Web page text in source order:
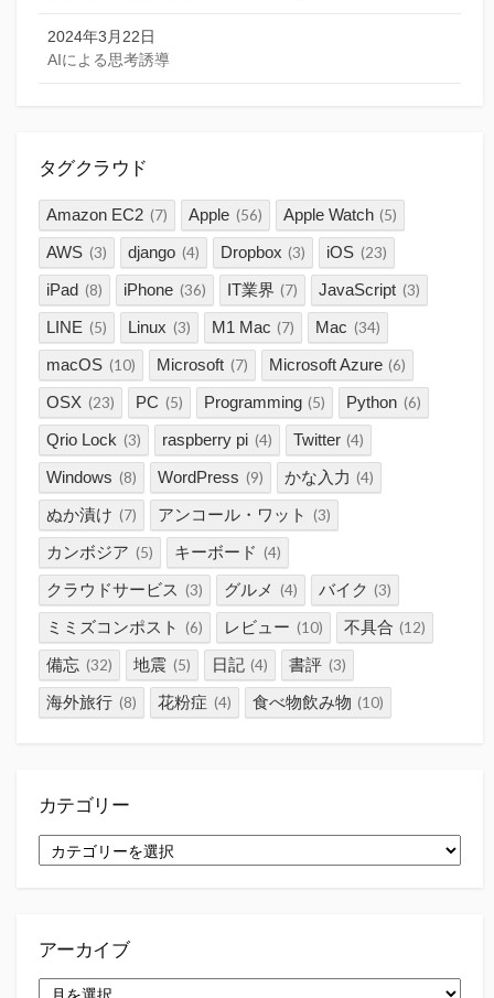
2024年3月22日
AIによる思考誘導
タグクラウド
Amazon EC2 (7) Apple (56) Apple Watch (5)
AWS (3) django (4) Dropbox (3) iOS (23)
iPad (8) iPhone (36) IT業界 (7) JavaScript (3)
LINE (5) Linux (3) M1 Mac (7) Mac (34)
macOS (10) Microsoft (7) Microsoft Azure (6)
OSX (23) PC (5) Programming (5) Python (6)
Qrio Lock (3) raspberry pi (4) Twitter (4)
Windows (8) WordPress (9) かな入力 (4)
ぬか漬け (7) アンコール・ワット (3)
カンボジア (5) キーボード (4)
クラウドサービス (3) グルメ (4) バイク (3)
ミミズコンポスト (6) レビュー (10) 不具合 (12)
備忘 (32) 地震 (5) 日記 (4) 書評 (3)
海外旅行 (8) 花粉症 (4) 食べ物飲み物 (10)
カテゴリー
テ
アーカイブ